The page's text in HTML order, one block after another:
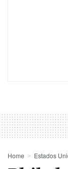
Home Estados